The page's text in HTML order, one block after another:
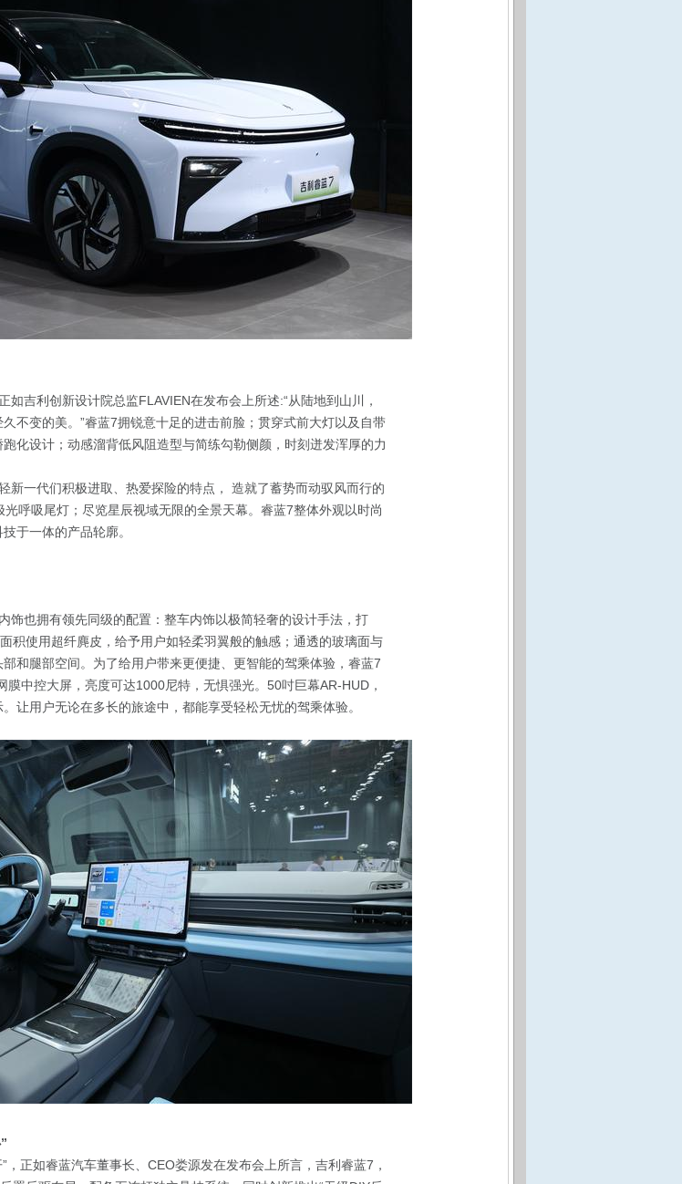
吉利创新设计院总监FLAVIEN在发布会上所述:“从陆地到山川，
不变的美。”睿蓝7拥锐意十足的进击前脸；贯穿式前大灯以及自带
化设计；动感溜背低风阻造型与简练勾勒侧颜，时刻迸发浑厚的力
新一代们积极进取、热爱探险的特点， 造就了蓄势而动驭风而行的
呼吸尾灯；尽览星辰视域无限的全景天幕。睿蓝7整体外观以时尚
于一体的产品轮廓。
饰也拥有领先同级的配置：整车内饰以极简轻奢的设计手法，打
积使用超纤麂皮，给予用户如轻柔羽翼般的触感；通透的玻璃面与
和腿部空间。为了给用户带来更便捷、更智能的驾乘体验，睿蓝7
中控大屏，亮度可达1000尼特，无惧强光。50吋巨幕AR-HUD，
让用户无论在多长的旅途中，都能享受轻松无忧的驾乘体验。
，正如睿蓝汽车董事长、CEO娄源发在发布会上所言，吉利睿蓝7，